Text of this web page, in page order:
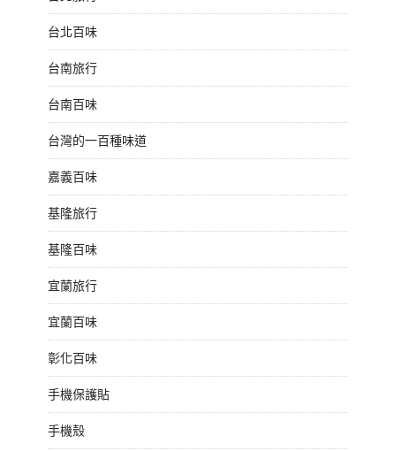
台北百味
台南旅行
台南百味
台灣的一百種味道
嘉義百味
基隆旅行
基隆百味
宜蘭旅行
宜蘭百味
彰化百味
手機保護貼
手機殼